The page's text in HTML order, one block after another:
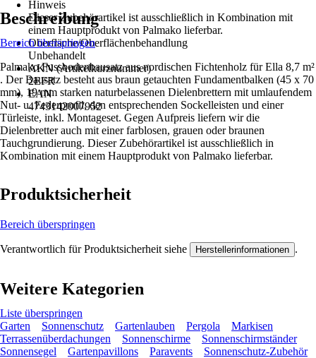
Hinweis
Dieser Zubehörartikel ist ausschließlich in Kombination mit
einem Hauptprodukt von Palmako lieferbar.
Oberfläche/Oberflächenbehandlung
Unbehandelt
AKN (Artikelkurznummer)
2EFR
EAN
4743142007952
Beschreibung
Bereich überspringen
Palmako Fussbodenbausatz aus nordischen Fichtenholz für Ella 8,7 m²
. Der Bausatz besteht aus braun getauchten Fundamentbalken (45 x 70
mm), 19 mm starken naturbelassenen Dielenbrettern mit umlaufendem
Nut- u. Federprofil, den entsprechenden Sockelleisten und einer
Türleiste, inkl. Montageset. Gegen Aufpreis liefern wir die
Dielenbretter auch mit einer farblosen, grauen oder braunen
Tauchgrundierung. Dieser Zubehörartikel ist ausschließlich in
Kombination mit einem Hauptprodukt von Palmako lieferbar.
Produktsicherheit
Bereich überspringen
Verantwortlich für Produktsicherheit siehe Herstellerinformationen .
Weitere Kategorien
Liste überspringen
Garten
Sonnenschutz Gartenlauben Pergola
Markisen
Terrassenüberdachungen
Sonnenschirme
Sonnenschirmständer
Sonnensegel
Gartenpavillons Paravents Sonnenschutz-Zubehör